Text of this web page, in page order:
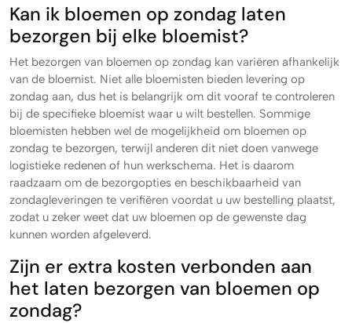
Kan ik bloemen op zondag laten
bezorgen bij elke bloemist?
Het bezorgen van bloemen op zondag kan variëren afhankelijk
van de bloemist. Niet alle bloemisten bieden levering op
zondag aan, dus het is belangrijk om dit vooraf te controleren
bij de specifieke bloemist waar u wilt bestellen. Sommige
bloemisten hebben wel de mogelijkheid om bloemen op
zondag te bezorgen, terwijl anderen dit niet doen vanwege
logistieke redenen of hun werkschema. Het is daarom
raadzaam om de bezorgopties en beschikbaarheid van
zondagleveringen te verifiëren voordat u uw bestelling plaatst,
zodat u zeker weet dat uw bloemen op de gewenste dag
kunnen worden afgeleverd.
Zijn er extra kosten verbonden aan
het laten bezorgen van bloemen op
zondag?